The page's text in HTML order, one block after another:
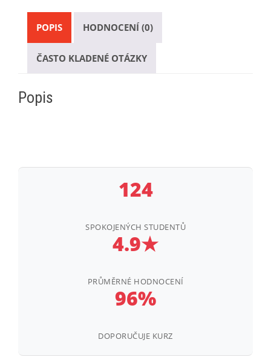
Krav
Maga
na
ochranu
blízkých
množství
POPIS HODNOCENÍ (0)
ČASTO KLADENÉ OTÁZKY
Popis
124
SPOKOJENÝCH STUDENTŮ
4.9★
PRŮMĚRNÉ HODNOCENÍ
96%
DOPORUČUJE KURZ